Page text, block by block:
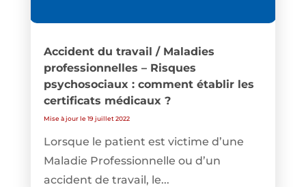
Accident du travail / Maladies
professionnelles – Risques
psychosociaux : comment établir les
certificats médicaux ?
Mise à jour le 19 juillet 2022
Lorsque le patient est victime d’une
Maladie Professionnelle ou d’un
accident de travail, le...